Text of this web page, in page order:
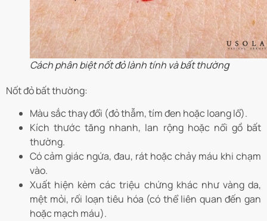
Cách phân biệt nốt đỏ lành tính và bất thường
Nốt đỏ bất thường:
Màu sắc thay đổi (đỏ thẫm, tím đen hoặc loang lổ).
Kích thước tăng nhanh, lan rộng hoặc nổi gồ bất
thường.
Có cảm giác ngứa, đau, rát hoặc chảy máu khi chạm
vào.
Xuất hiện kèm các triệu chứng khác như vàng da,
mệt mỏi, rối loạn tiêu hóa (có thể liên quan đến gan
hoặc mạch máu).